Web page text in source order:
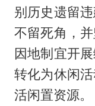
别历史遗留
不留死角，
因地制宜开
转化为休闲
活闲置资源。